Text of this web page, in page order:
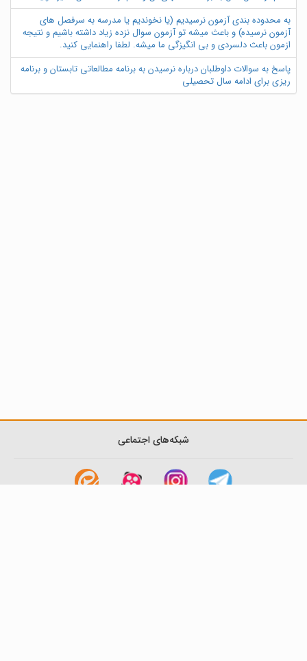
به محدوده بندی آزمون نرسیدیم (یا نخوندیم یا مدرسه به سرفصل های
آزمون نرسیده) و باعث میشه تو آزمون سوال نزده زیاد داشته باشیم و نتیجه
ازمون باعث دلسردی و بی انگیزگی ما میشه. لطفا راهنمایی کنید.
پاسخ به سوالات داوطلبان درباره نرسیدن به برنامه مطالعاتی تابستان و برنامه
ریزی برای ادامه سال تحصیلی
شبکه‌های اجتماعی